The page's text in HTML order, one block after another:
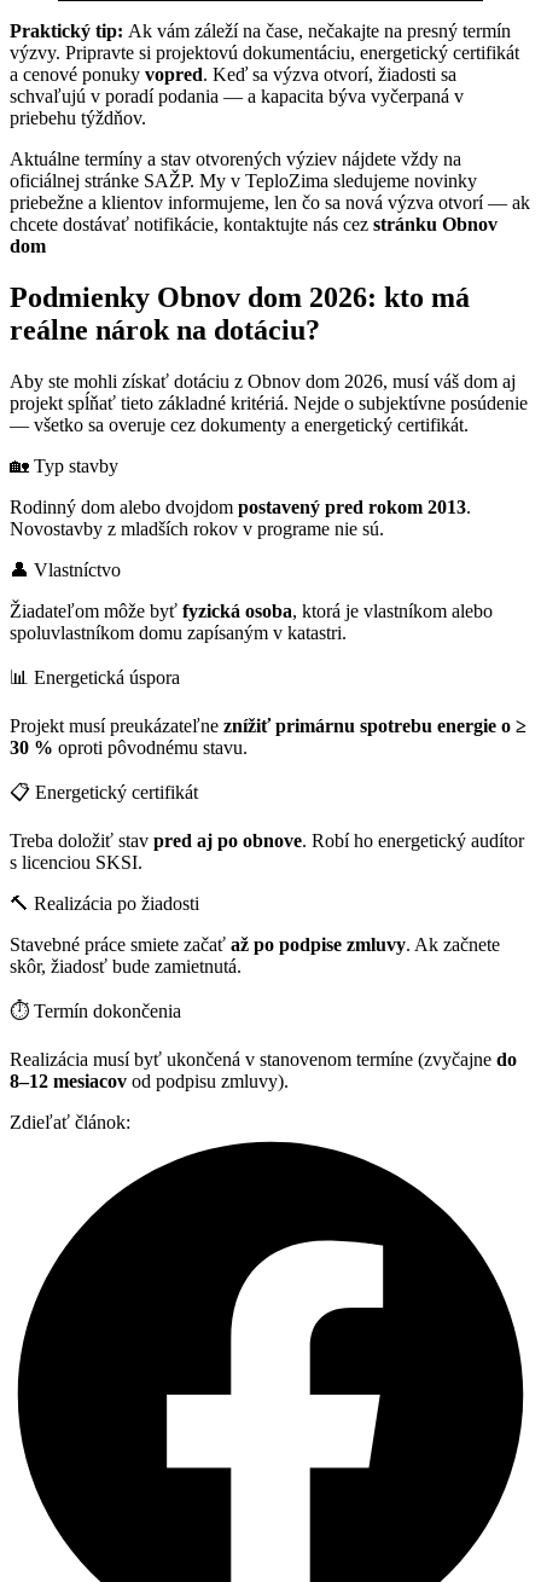
Praktický tip: Ak vám záleží na čase, nečakajte na presný termín
výzvy. Pripravte si projektovú dokumentáciu, energetický certifikát
a cenové ponuky vopred. Keď sa výzva otvorí, žiadosti sa
schvaľujú v poradí podania — a kapacita býva vyčerpaná v
priebehu týždňov.
Aktuálne termíny a stav otvorených výziev nájdete vždy na
oficiálnej stránke SAŽP. My v TeploZima sledujeme novinky
priebežne a klientov informujeme, len čo sa nová výzva otvorí — ak
chcete dostávať notifikácie, kontaktujte nás cez stránku Obnov
dom
Podmienky Obnov dom 2026: kto má
reálne nárok na dotáciu?
Aby ste mohli získať dotáciu z Obnov dom 2026, musí váš dom aj
projekt spĺňať tieto základné kritériá. Nejde o subjektívne posúdenie
— všetko sa overuje cez dokumenty a energetický certifikát.
🏡 Typ stavby
Rodinný dom alebo dvojdom postavený pred rokom 2013.
Novostavby z mladších rokov v programe nie sú.
👤 Vlastníctvo
Žiadateľom môže byť fyzická osoba, ktorá je vlastníkom alebo
spoluvlastníkom domu zapísaným v katastri.
📊 Energetická úspora
Projekt musí preukázateľne znížiť primárnu spotrebu energie o ≥
30 % oproti pôvodnému stavu.
📋 Energetický certifikát
Treba doložiť stav pred aj po obnove. Robí ho energetický audítor
s licenciou SKSI.
🔨 Realizácia po žiadosti
Stavebné práce smiete začať až po podpise zmluvy. Ak začnete
skôr, žiadosť bude zamietnutá.
⏱️ Termín dokončenia
Realizácia musí byť ukončená v stanovenom termíne (zvyčajne do
8–12 mesiacov od podpisu zmluvy).
Zdieľať článok: